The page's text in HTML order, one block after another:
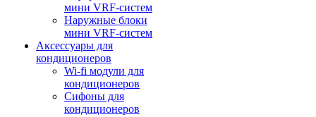
мини VRF-систем
Наружные блоки
мини VRF-систем
Аксессуары для
кондиционеров
Wi-fi модули для
кондиционеров
Сифоны для
кондиционеров